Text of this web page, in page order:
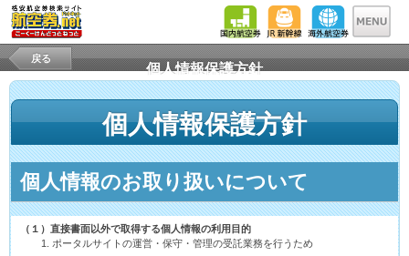
戻る
個人情報保護方針
個人情報保護方針
個人情報のお取り扱いについて
（１）直接書面以外で取得する個人情報の利用目的
ポータルサイトの運営・保守・管理の受託業務を行うため